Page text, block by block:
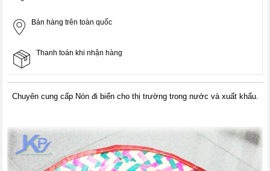
Bán hàng trên toàn quốc
Thanh toán khi nhận hàng
Chuyên cung cấp Nón đi biển cho thị trường trong nước và xuất khẩu.